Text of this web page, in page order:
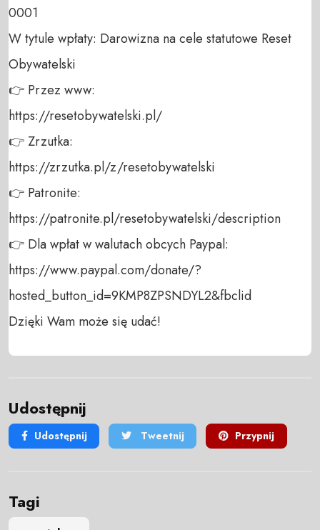
0001
W tytule wpłaty: Darowizna na cele statutowe Reset
Obywatelski
👉 Przez www:
https://resetobywatelski.pl/
👉 Zrzutka:
https://zrzutka.pl/z/resetobywatelski
👉 Patronite:
https://patronite.pl/resetobywatelski/description
👉 Dla wpłat w walutach obcych Paypal:
https://www.paypal.com/donate/?
hosted_button_id=9KMP8ZPSNDYL2&fbclid
Dzięki Wam może się udać!
Udostępnij
Udostępnij Tweetnij Przypnij
Tagi